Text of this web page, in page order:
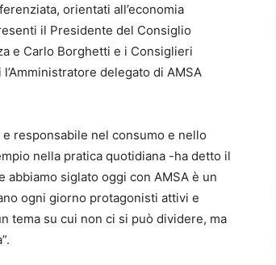
orientati all’economia
il Presidente del Consiglio
e Carlo Borghetti e i Consiglieri
delegato di AMSA
responsabile nel consumo e nello
nella pratica quotidiana -ha detto il
siglato oggi con AMSA è un
ogni giorno protagonisti attivi e
tema su cui non ci si può dividere, ma